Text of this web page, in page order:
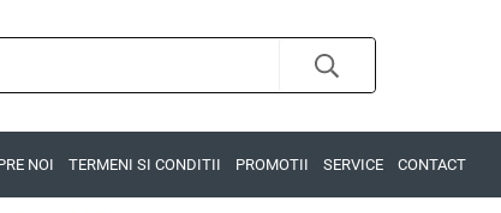
NOI TERMENI SI CONDITII PROMOTII SERVICE CONTACT